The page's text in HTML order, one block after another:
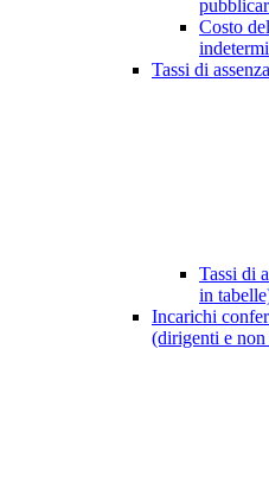
Costo
Tassi di assenza
Tassi di
in
Incarichi
(dirigenti e